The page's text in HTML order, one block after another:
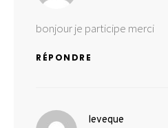
bonjour je participe merci
RÉPONDRE
leveque